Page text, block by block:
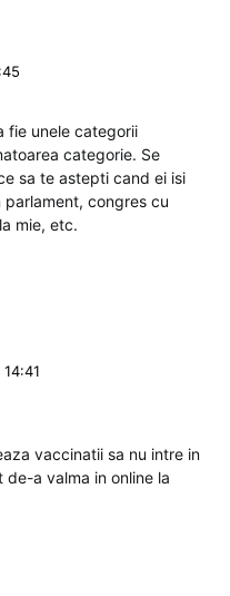
fie unele categorii
categorie. Se
sa te astepti cand ei isi
parlament, congres cu
mie, etc.
vaccinatii sa nu intre in
a valma in online la